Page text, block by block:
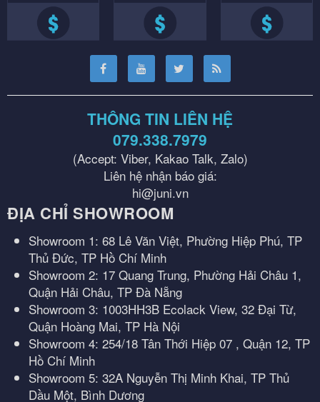
THÔNG TIN LIÊN HỆ
079.338.7979
(Accept: Viber, Kakao Talk, Zalo)
Liên hệ nhận báo giá:
hi@juni.vn
ĐỊA CHỈ SHOWROOM
Showroom 1: 68 Lê Văn Việt, Phường Hiệp Phú, TP
Thủ Đức, TP Hồ Chí Minh
Showroom 2: 17 Quang Trung, Phường Hải Châu 1,
Quận Hải Châu, TP Đà Nẵng
Showroom 3: 1003HH3B Ecolack View, 32 Đại Từ,
Quận Hoàng Mai, TP Hà Nội
Showroom 4: 254/18 Tân Thới Hiệp 07 , Quận 12, TP
Hồ Chí Minh
Showroom 5: 32A Nguyễn Thị Minh Khai, TP Thủ
Dầu Một, Bình Dương